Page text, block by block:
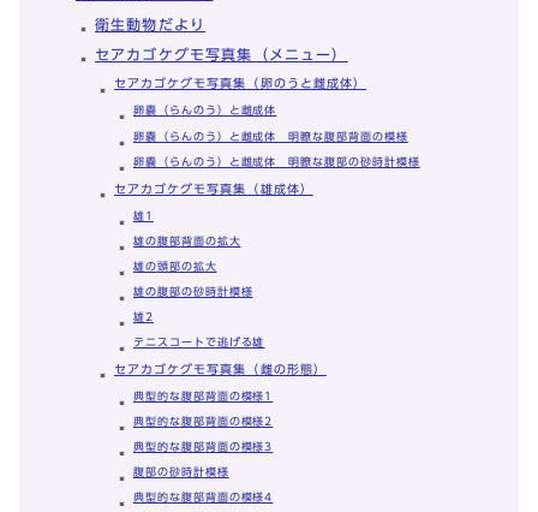
衛生動物だより
セアカゴケグモ写真集（メニュー）
セアカゴケグモ写真集（卵のうと雌成体）
卵嚢（らんのう）と雌成体
卵嚢（らんのう）と雌成体 明瞭な腹部背面の模様
卵嚢（らんのう）と雌成体 明瞭な腹部の砂時計模様
セアカゴケグモ写真集（雄成体）
雄1
雄の腹部背面の拡大
雄の頭部の拡大
雄の腹部の砂時計模様
雄2
テニスコートで逃げる雄
セアカゴケグモ写真集（雌の形態）
典型的な腹部背面の模様1
典型的な腹部背面の模様2
典型的な腹部背面の模様3
腹部の砂時計模様
典型的な腹部背面の模様4